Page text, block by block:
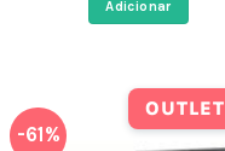
426,00 €.
Adicionar
-61%
OUTLET